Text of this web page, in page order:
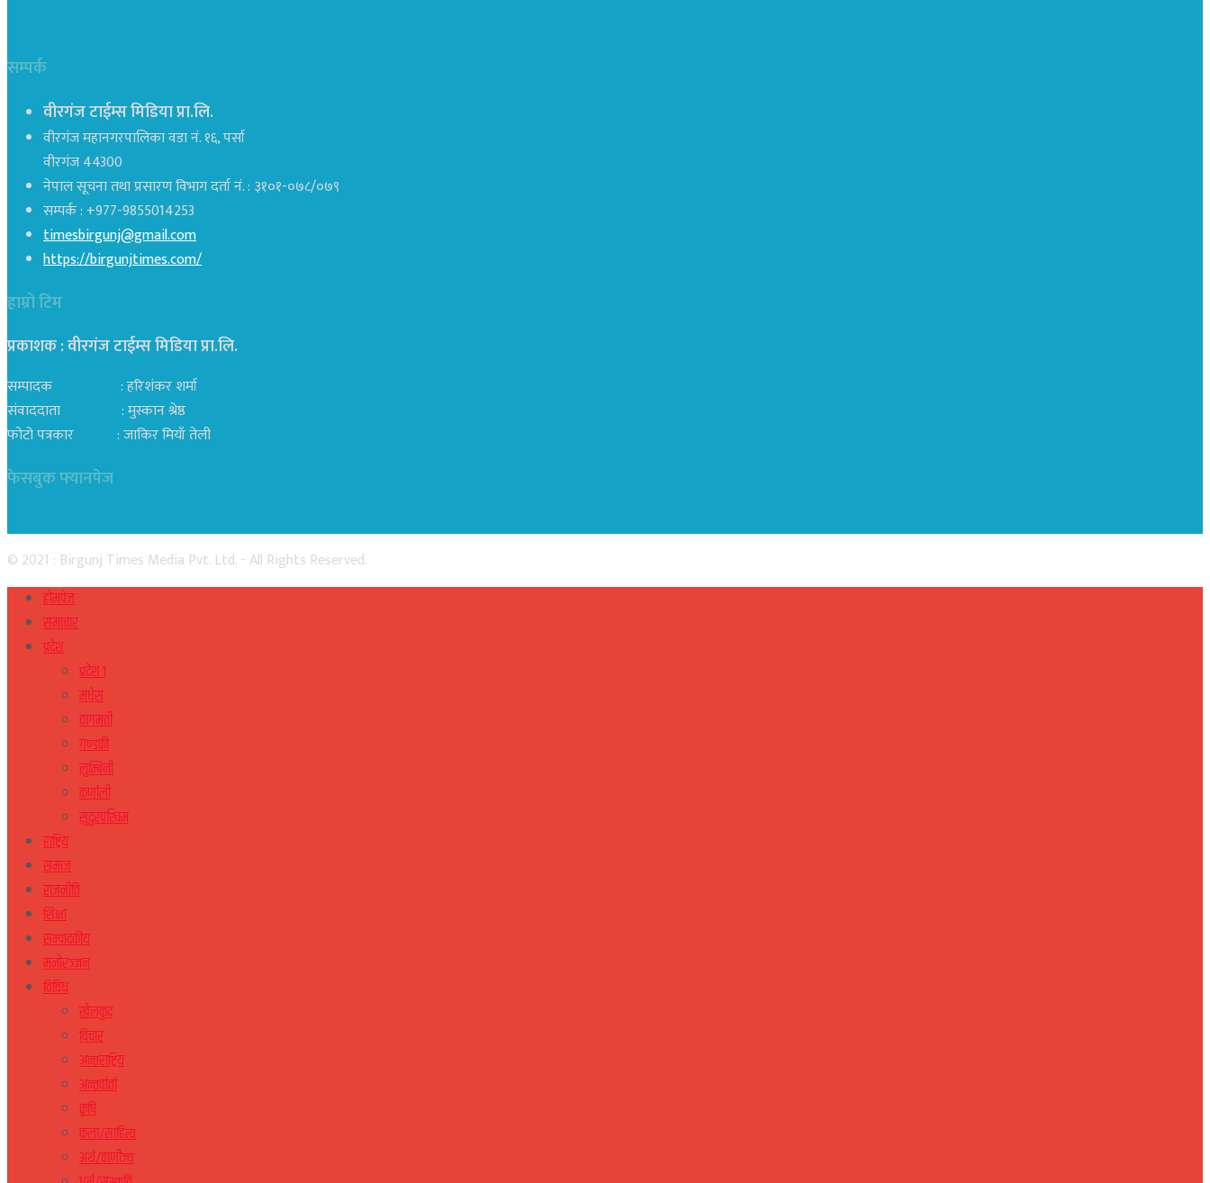
सम्पर्क
वीरगंज टाईम्स मिडिया प्रा.लि.
वीरगंज महानगरपालिका वडा नं. १६, पर्सा
वीरगंज 44300
नेपाल सूचना तथा प्रसारण विभाग दर्ता नं. : ३१०१-०७८/०७९
सम्पर्क : +977-9855014253
timesbirgunj@gmail.com
https://birgunjtimes.com/
हाम्रो टिम
प्रकाशक : वीरगंज टाईम्स मिडिया प्रा‍.लि.
सम्पादक : हरिशंकर शर्मा
संवाददाता : मुस्कान श्रेष्ठ
फोटो पत्रकार : जाकिर मियाँ तेली
फेसबुक फ्यानपेज
© 2021 : Birgunj Times Media Pvt. Ltd. - All Rights Reserved.
होमपेज
समाचार
प्रदेश
प्रदेश १
मधेस
वागमती
गण्डकी
लुम्बिनी
कर्णाली
सुदुरपस्चिम
राष्ट्रिय
समाज
राजनीति
शिक्षा
सम्पादकीय
मनोरञ्जन
विविध
खेलकुद
विचार
अन्तराष्ट्रिय
अन्तर्वार्ता
कृषि
कला/साहित्य
अर्थ/वाणीज्य